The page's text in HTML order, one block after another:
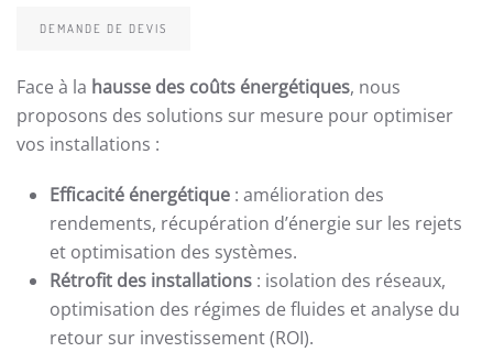
DEMANDE DE DEVIS
Face à la hausse des coûts énergétiques, nous
proposons des solutions sur mesure pour optimiser
vos installations :
Efficacité énergétique : amélioration des
rendements, récupération d’énergie sur les rejets
et optimisation des systèmes.
Rétrofit des installations : isolation des réseaux,
optimisation des régimes de fluides et analyse du
retour sur investissement (ROI).